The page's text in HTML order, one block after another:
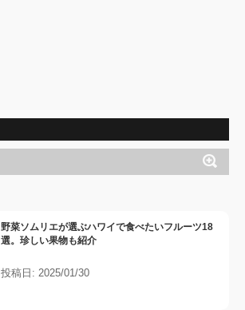
野菜ソムリエが選ぶハワイで食べたいフルーツ18
選。珍しい果物も紹介
投稿日: 2025/01/30